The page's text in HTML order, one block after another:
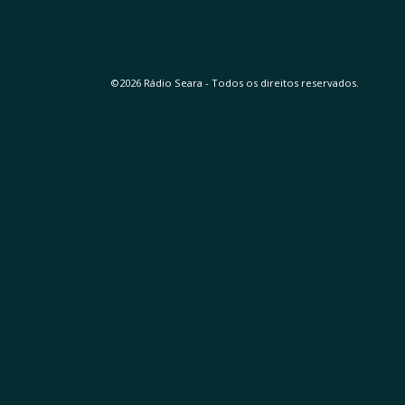
©2026 Rádio Seara - Todos os direitos reservados.